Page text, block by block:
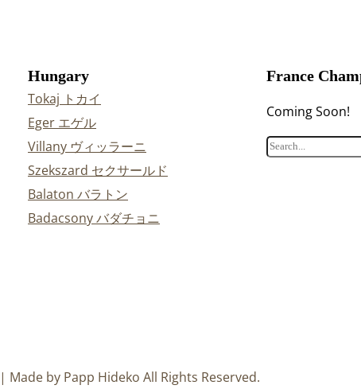
Hungary
Tokaj トカイ
Eger エゲル
Villany ヴィッラーニ
Szekszard セクサールド
Balaton バラトン
Badacsony バダチョニ
France
Coming Soon!
検
by Papp Hideko All Rights Reserved.